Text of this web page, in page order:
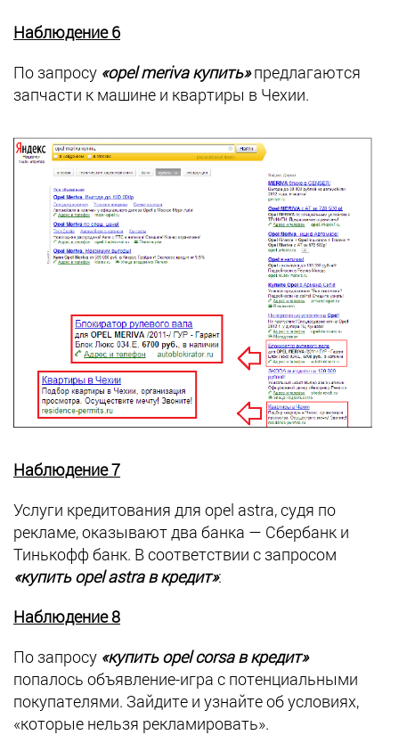
Наблюдение 6
По запросу «opel meriva купить»предлагаются
запчасти к машине и квартиры в Чехии.
Наблюдение 7
Услуги кредитования для opel astra, судя по
рекламе, оказывают два банка — Сбербанк и
Тинькофф банк. В соответствии с запросом
«купить opel astra в кредит»:
Наблюдение 8
По запросу «купить opel corsa в кредит»
попалось объявление-игра с потенциальными
покупателями. Зайдите и узнайте об условиях,
«которые нельзя рекламировать».